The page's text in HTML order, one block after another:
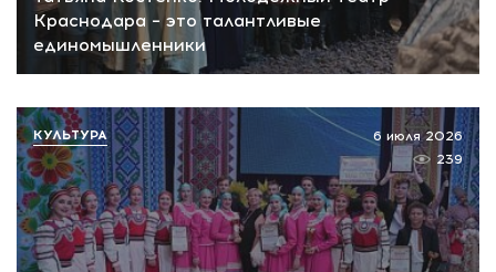
Краснодара – это талантливые
единомышленники
6 июля 2026
239
КУЛЬТУРА